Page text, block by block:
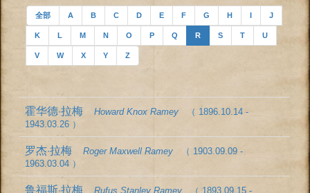
全部 A B C D E F G H I J
K L M N O P Q R S T U
V W X Y Z
霍华德·拉梅Howard Knox Ramey
（ 1896.10.14 -
1943.03.26 ）
罗杰·拉梅Roger Maxwell Ramey
（ 1903.09.09 -
1963.03.04 ）
鲁福斯·拉梅Rufus Stanley Ramey
（ 1893.09.15 -